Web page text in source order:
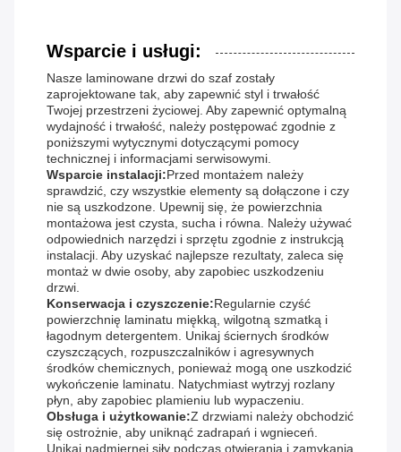
Wsparcie i usługi:
Nasze laminowane drzwi do szaf zostały
zaprojektowane tak, aby zapewnić styl i trwałość
Twojej przestrzeni życiowej. Aby zapewnić optymalną
wydajność i trwałość, należy postępować zgodnie z
poniższymi wytycznymi dotyczącymi pomocy
technicznej i informacjami serwisowymi.
Wsparcie instalacji:Przed montażem należy
sprawdzić, czy wszystkie elementy są dołączone i czy
nie są uszkodzone. Upewnij się, że powierzchnia
montażowa jest czysta, sucha i równa. Należy używać
odpowiednich narzędzi i sprzętu zgodnie z instrukcją
instalacji. Aby uzyskać najlepsze rezultaty, zaleca się
montaż w dwie osoby, aby zapobiec uszkodzeniu
drzwi.
Konserwacja i czyszczenie:Regularnie czyść
powierzchnię laminatu miękką, wilgotną szmatką i
łagodnym detergentem. Unikaj ściernych środków
czyszczących, rozpuszczalników i agresywnych
środków chemicznych, ponieważ mogą one uszkodzić
wykończenie laminatu. Natychmiast wytrzyj rozlany
płyn, aby zapobiec plamieniu lub wypaczeniu.
Obsługa i użytkowanie:Z drzwiami należy obchodzić
się ostrożnie, aby uniknąć zadrapań i wgnieceń.
Unikaj nadmiernej siły podczas otwierania i zamykania